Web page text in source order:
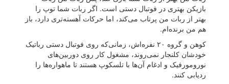
بازیکن بهتری در فوتبال دستی است. اگر ربات شما توپ را
بهتر از ربات من پرتاب می‌کند، اما حرکات آهسته‌تری دارد، باز
هم من برنده‌ام.
کوهن و گروه ۲۰ نفره‌اش، زمانی‌که روی فوتبال دستی رباتیک
خودشان کلنجار نمی‌روند، مشغول کار روی دوربین‌های
نورومورفیک و ادغام آن‌ها با تلسکوپ هستند تا ماهواره‌ها را
ردیابی کنند.